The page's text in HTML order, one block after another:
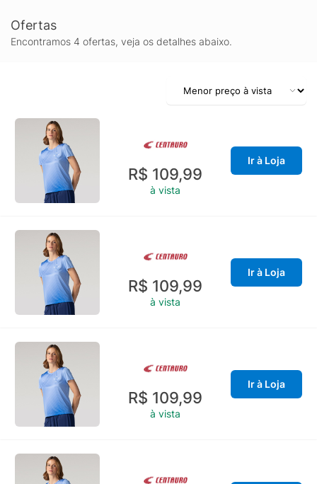
Ofertas
Encontramos 4 ofertas, veja os detalhes abaixo.
R$ 109,99
à vista
Ir à Loja
R$ 109,99
à vista
Ir à Loja
R$ 109,99
à vista
Ir à Loja